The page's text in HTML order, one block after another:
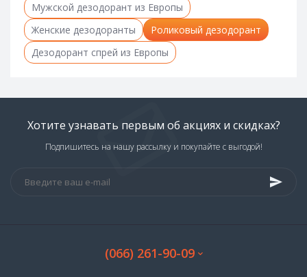
Мужской дезодорант из Европы
Женские дезодоранты
Роликовый дезодорант
Дезодорант спрей из Европы
Хотите узнавать первым об акциях и скидках?
Подпишитесь на нашу рассылку и покупайте с выгодой!
(066) 261-90-09